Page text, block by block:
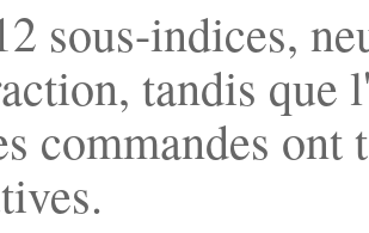
sous-indices,
tandis
commandes ont